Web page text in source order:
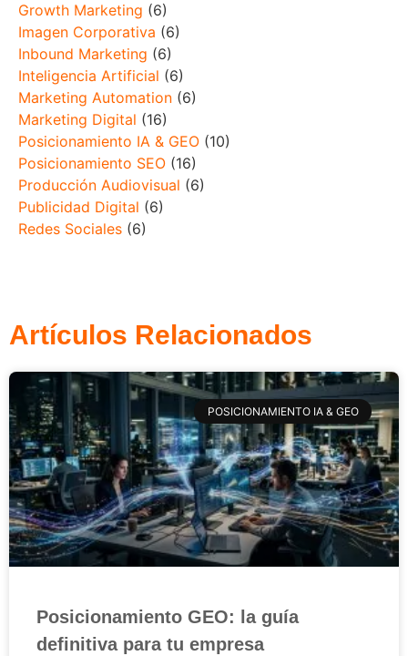
Growth Marketing (6)
Imagen Corporativa (6)
Inbound Marketing (6)
Inteligencia Artificial (6)
Marketing Automation (6)
Marketing Digital (16)
Posicionamiento IA & GEO (10)
Posicionamiento SEO (16)
Producción Audiovisual (6)
Publicidad Digital (6)
Redes Sociales (6)
Artículos Relacionados
POSICIONAMIENTO IA & GEO
Posicionamiento GEO: la guía
definitiva para tu empresa